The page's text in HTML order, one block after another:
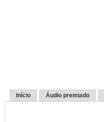
Início Áudio premiado